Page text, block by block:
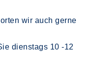
wir auch gerne
dienstags 10 -12